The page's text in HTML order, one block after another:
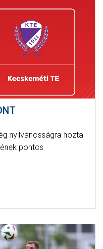
nyilvánosságra hozta
pontos